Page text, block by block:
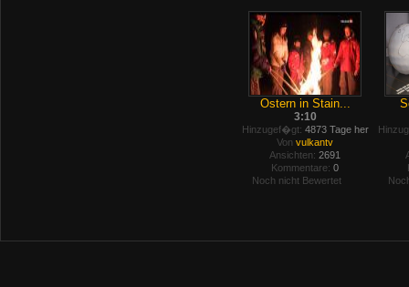
Ostern in Stain...
3:10
Hinzugef�gt: 4873 Tage her
Von vulkantv
Ansichten: 2691
Kommentare: 0
Noch nicht Bewertet